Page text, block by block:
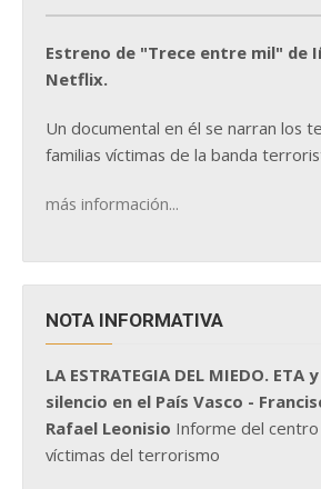
Estreno de "Trece entre mil" de
Netflix.
Un documental en él se narran los
familias víctimas de la banda
más información...
NOTA INFORMATIVA
LA ESTRATEGIA DEL MIEDO. ETA
silencio en el País Vasco -
Rafael Leonisio Informe del
víctimas del terrorismo